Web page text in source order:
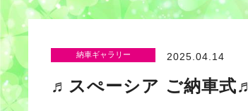
納車ギャラリー 2025.04.14
♬スぺーシア ご納車式♬